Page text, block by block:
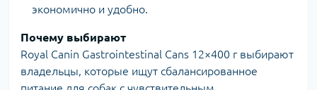
экономично и удобно.
Почему выбирают
Royal Canin Gastrointestinal Cans 12×400 г выбирают
владельцы, которые ищут сбалансированное